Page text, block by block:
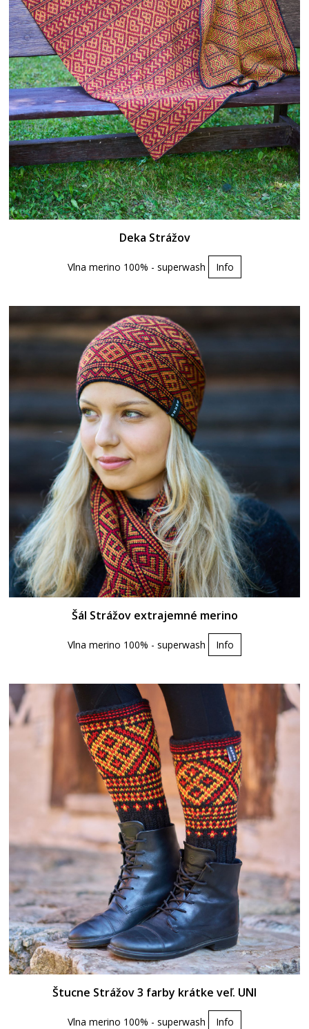
Deka Strážov
Vlna merino 100% - superwash Info
Šál Strážov extrajemné merino
Vlna merino 100% - superwash Info
Štucne Strážov 3 farby krátke veľ. UNI
Vlna merino 100% - superwash Info